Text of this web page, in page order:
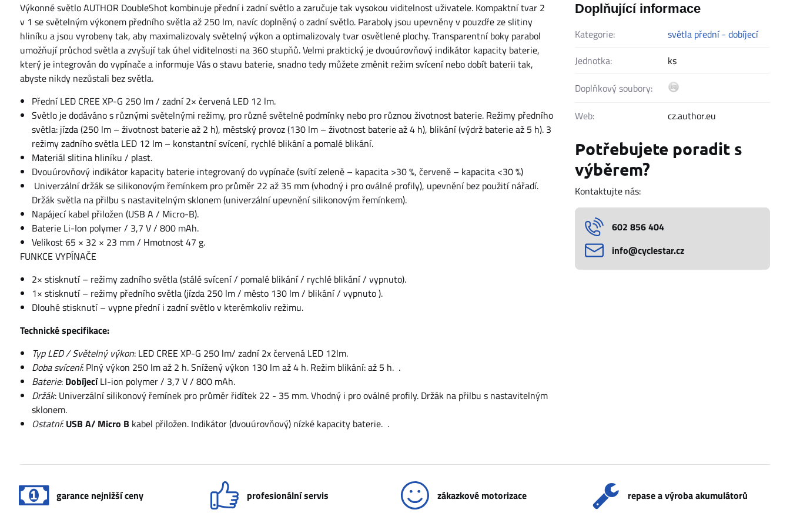
Výkonné světlo AUTHOR DoubleShot kombinuje přední i zadní světlo a zaručuje tak vysokou viditelnost uživatele. Kompaktní tvar 2
v 1 se světelným výkonem předního světla až 250 lm, navíc doplněný o zadní světlo. Paraboly jsou upevněny v pouzdře ze slitiny
hliníku a jsou vyrobeny tak, aby maximalizovaly světelný výkon a optimalizovaly tvar osvětlené plochy. Transparentní boky parabol
umožňují průchod světla a zvyšují tak úhel viditelnosti na 360 stupňů. Velmi praktický je dvouúrovňový indikátor kapacity baterie,
který je integrován do vypínače a informuje Vás o stavu baterie, snadno tedy můžete změnit režim svícení nebo dobít baterii tak,
abyste nikdy nezůstali bez světla.
Přední LED CREE XP-G 250 lm / zadní 2× červená LED 12 lm.
Světlo je dodáváno s různými světelnými režimy, pro různé světelné podmínky nebo pro různou životnost baterie. Režimy předního
světla: jízda (250 lm – životnost baterie až 2 h), městský provoz (130 lm – životnost baterie až 4 h), blikání (výdrž baterie až 5 h). 3
režimy zadního světla LED 12 lm – konstantní svícení, rychlé blikání a pomalé blikání.
Materiál slitina hliníku / plast.
Dvouúrovňový indikátor kapacity baterie integrovaný do vypínače (svítí zeleně – kapacita >30 %, červeně – kapacita <30 %)
Univerzální držák se silikonovým řemínkem pro průměr 22 až 35 mm (vhodný i pro oválné profily), upevnění bez použití nářadí.
Držák světla na přilbu s nastavitelným sklonem (univerzální upevnění silikonovým řemínkem).
Napájecí kabel přiložen (USB A / Micro-B).
Baterie Li-Ion polymer / 3,7 V / 800 mAh.
Velikost 65 × 32 × 23 mm / Hmotnost 47 g.
FUNKCE VYPÍNAČE
2× stisknutí – režimy zadního světla (stálé svícení / pomalé blikání / rychlé blikání / vypnuto).
1× stisknutí – režimy předního světla (jízda 250 lm / město 130 lm / blikání / vypnuto ).
Dlouhé stisknutí – vypne přední i zadní světlo v kterémkoliv režimu.
Technické specifikace:
Typ LED / Světelný výkon: LED CREE XP-G 250 lm/ zadní 2x červená LED 12lm.
Doba svícení: Plný výkon 250 lm až 2 h. Snížený výkon 130 lm až 4 h. Režim blikání: až 5 h. .
Baterie: DobíjecíLI-ion polymer / 3,7 V / 800 mAh.
Držák: Univerzální silikonový řemínek pro průměr řidítek 22 - 35 mm. Vhodný i pro oválné profily. Držák na přilbu s nastavitelným
sklonem.
Ostatní: USB A/ Micro B kabel přiložen. Indikátor (dvouúrovňový) nízké kapacity baterie. .
Doplňující informace
Kategorie:
světla přední - dobíjecí
Jednotka:
ks
Doplňkový soubory:
Web:
cz.author.eu
Potřebujete poradit s
výběrem?
Kontaktujte nás:
602 856 404
info​@cyclestar​.cz
garance nejnižší ceny profesionální servis zákazkové motorizace repase a výroba akumulátorů